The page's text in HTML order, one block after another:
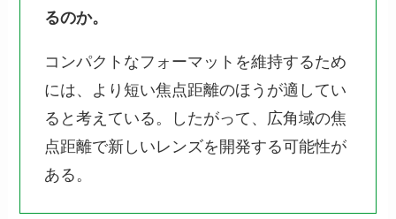
るのか。
コンパクトなフォーマットを維持するため
には、より短い焦点距離のほうが適してい
ると考えている。したがって、広角域の焦
点距離で新しいレンズを開発する可能性が
ある。